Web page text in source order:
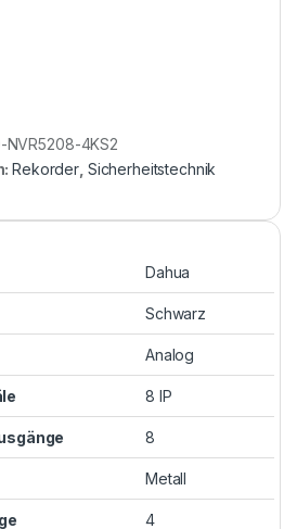
NVR5208-4KS2
Rekorder Sicherheitstechnik
Dahua
Schwarz
Analog
8 IP
8
Metall
4